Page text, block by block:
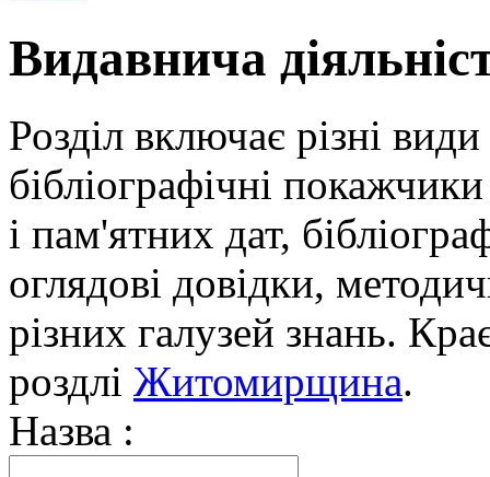
Видавнича
Розділ включає різні
бібліографічні
і пам'ятних дат,
оглядові довідки,
різних галузей знань.
роздлі Житомирщина.
Назва :